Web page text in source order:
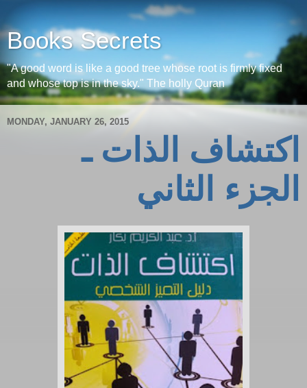
Books Secrets
"A good word is like a good tree whose root is firmly fixed
and whose top is in the sky." The holly Quran
MONDAY, JANUARY 26, 2015
اكتشاف الذات ـ
الجزء الثاني